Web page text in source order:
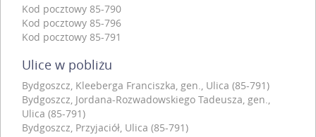
Kod pocztowy 85-790
Kod pocztowy 85-796
Kod pocztowy 85-791
Ulice w pobliżu
Bydgoszcz, Kleeberga Franciszka, gen., Ulica (85-791)
Bydgoszcz, Jordana-Rozwadowskiego Tadeusza, gen.,
Ulica (85-791)
Bydgoszcz, Przyjaciół, Ulica (85-791)